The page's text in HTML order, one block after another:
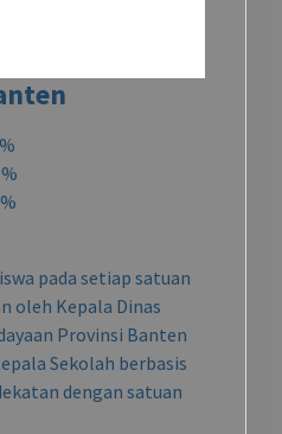
pada setiap satuan
oleh Kepala Dinas
Provinsi Banten
Sekolah berbasis
dengan satuan